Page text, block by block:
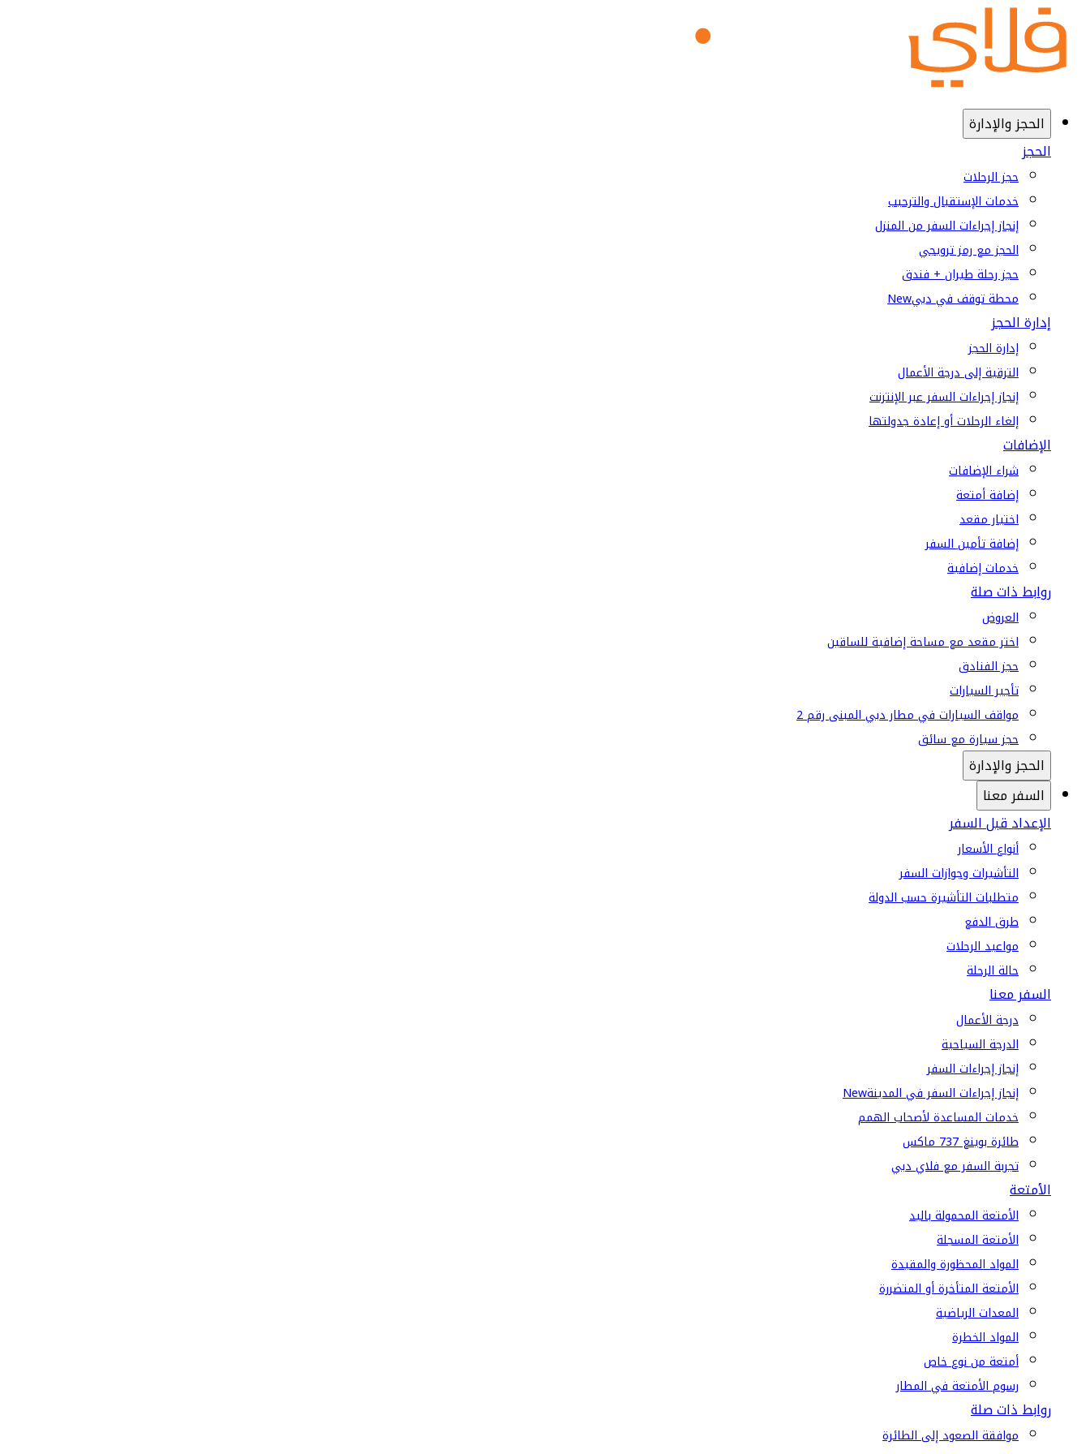
الحجز والإدارة
الحجز
حجز الرحلات
خدمات الإستقبال والترحيب
إنجاز إجراءات السفر من المنزل
الحجز مع رمز ترويجي
حجز رحلة طيران + فندق
محطة توقف في دبيNew
إدارة الحجز
إدارة الحجز
الترقية إلى درجة الأعمال
إنجاز إجراءات السفر عبر الإنترنت
إلغاء الرحلات أو إعادة جدولتها
الإضافات
شراء الإضافات
إضافة أمتعة
اختيار مقعد
إضافة تأمين السفر
خدمات إضافية
روابط ذات صلة
العروض
اختر مقعد مع مساحة إضافية للساقين
حجز الفنادق
تأجير السيارات
مواقف السيارات في مطار دبي المبنى رقم 2
حجز سيارة مع سائق
الحجز والإدارة
السفر معنا
الإعداد قبل السفر
أنواع الأسعار
التأشيرات وجوازات السفر
متطلبات التأشيرة حسب الدولة
طرق الدفع
مواعيد الرحلات
حالة الرحلة
السفر معنا
درجة الأعمال
الدرجة السياحية
إنجاز إجراءات السفر
إنجاز إجراءات السفر في المدينةNew
خدمات المساعدة لأصحاب الهمم
طائرة بوينغ 737 ماكس
تجربة السفر مع فلاي دبي
الأمتعة
الأمتعة المحمولة باليد
الأمتعة المسجلة
المواد المحظورة والمقيدة
الأمتعة المتأخرة أو المتضررة
المعدات الرياضية
المواد الخطرة
أمتعة من نوع خاص
رسوم الأمتعة في المطار
روابط ذات صلة
موافقة الصعود إلى الطائرة